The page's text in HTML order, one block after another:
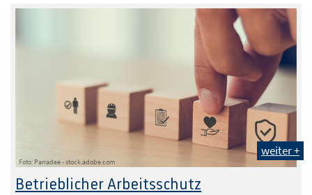
Foto: Parradee - stock.adobe.com
weiter +
Betrieblicher Arbeitsschutz